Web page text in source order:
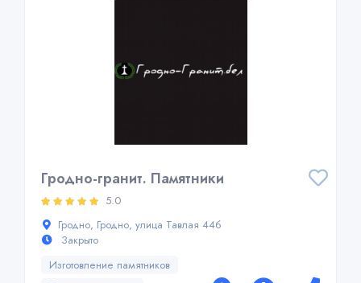
Гродно-гранит. Памятники
5.0
Гродно, Гродно, улица Тавлая 44б
Закрыто
Изготовление памятников